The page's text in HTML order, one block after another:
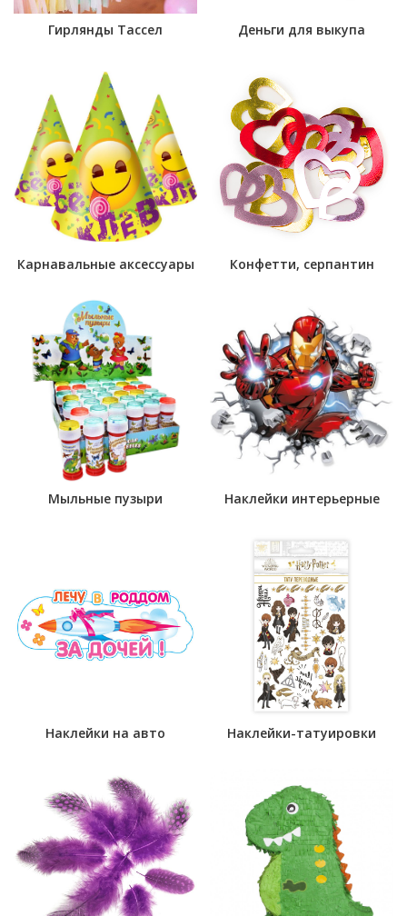
Гирлянды Тассел Деньги для выкупа
Карнавальные аксессуары Конфетти, серпантин
Мыльные пузыри Наклейки интерьерные
Наклейки на авто Наклейки-татуировки